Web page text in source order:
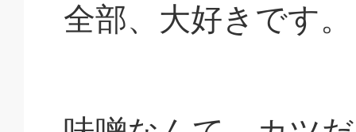
全部、大好きです。